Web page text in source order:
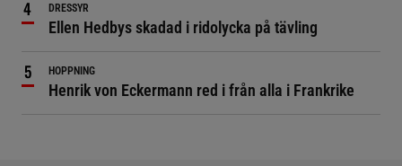
DRESSYR
Ellen Hedbys skadad i ridolycka på tävling
HOPPNING
Henrik von Eckermann red i från alla i Frankrike